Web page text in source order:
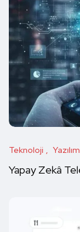
Teknoloji Yazılım
Yapay Zekâ